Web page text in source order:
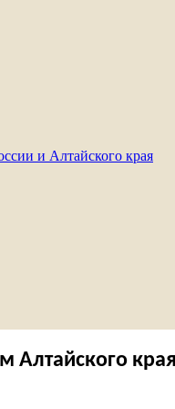
и Алтайского края
Алтайского